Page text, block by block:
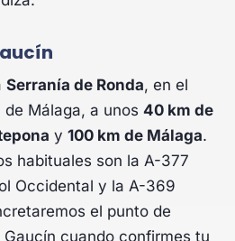
Serranía de Ronda, en el
Málaga, a unos 40 km de
y 100 km de Málaga.
habituales son la A-377
Occidental y la A-369
el punto de
cuando confirmes tu